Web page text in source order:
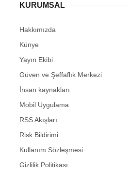
KURUMSAL
Hakkımızda
Künye
Yayın Ekibi
Güven ve Şeffaflık Merkezi
İnsan kaynakları
Mobil Uygulama
RSS Akışları
Risk Bildirimi
Kullanım Sözleşmesi
Gizlilik Politikası